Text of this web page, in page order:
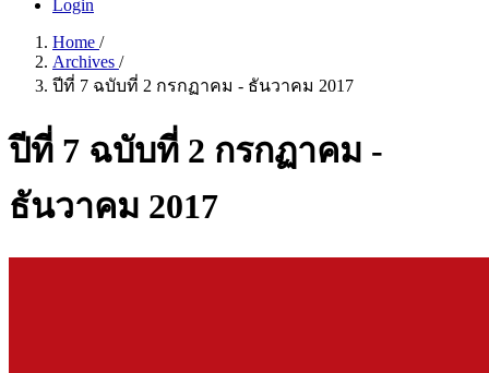
Login
Home /
Archives /
ปีที่ 7 ฉบับที่ 2 กรกฏาคม - ธันวาคม 2017
ปีที่ 7 ฉบับที่ 2 กรกฏาคม -
ธันวาคม 2017